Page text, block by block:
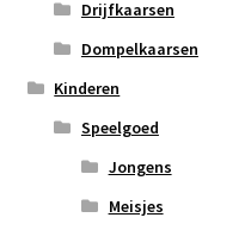
Drijfkaarsen
Dompelkaarsen
Kinderen
Speelgoed
Jongens
Meisjes